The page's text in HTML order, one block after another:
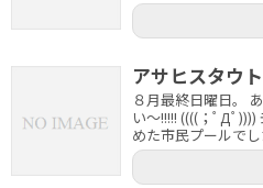
アサヒスタウ
８月最終日曜日。
い～!!!!! ((((；ﾟДﾟ
めた市民プールでし